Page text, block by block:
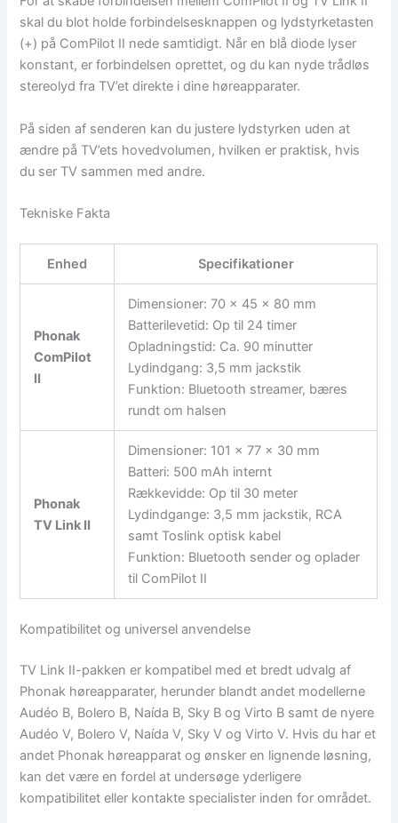
skal du blot holde forbindelsesknappen og lydstyrketasten
(+) på ComPilot II nede samtidigt. Når en blå diode lyser
konstant, er forbindelsen oprettet, og du kan nyde trådløs
stereolyd fra TV’et direkte i dine høreapparater.
På siden af senderen kan du justere lydstyrken uden at
ændre på TV’ets hovedvolumen, hvilken er praktisk, hvis
du ser TV sammen med andre.
Tekniske Fakta
Enhed Specifikationer
Phonak
ComPilot
II
Dimensioner: 70 x 45 x 80 mm
Batterilevetid: Op til 24 timer
Opladningstid: Ca. 90 minutter
Lydindgang: 3,5 mm jackstik
Funktion: Bluetooth streamer, bæres
rundt om halsen
Phonak
TV Link II
Dimensioner: 101 x 77 x 30 mm
Batteri: 500 mAh internt
Rækkevidde: Op til 30 meter
Lydindgange: 3,5 mm jackstik, RCA
samt Toslink optisk kabel
Funktion: Bluetooth sender og oplader
til ComPilot II
Kompatibilitet og universel anvendelse
TV Link II-pakken er kompatibel med et bredt udvalg af
Phonak høreapparater, herunder blandt andet modellerne
Audéo B, Bolero B, Naída B, Sky B og Virto B samt de nyere
Audéo V, Bolero V, Naída V, Sky V og Virto V. Hvis du har et
andet Phonak høreapparat og ønsker en lignende løsning,
kan det være en fordel at undersøge yderligere
kompatibilitet eller kontakte specialister inden for området.